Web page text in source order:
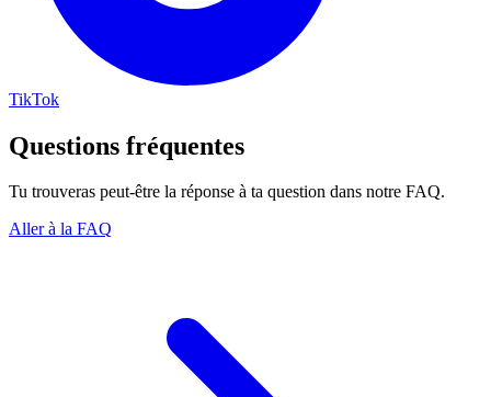
TikTok
Questions fréquentes
Tu trouveras peut-être la réponse à ta question dans notre FAQ.
Aller à la FAQ